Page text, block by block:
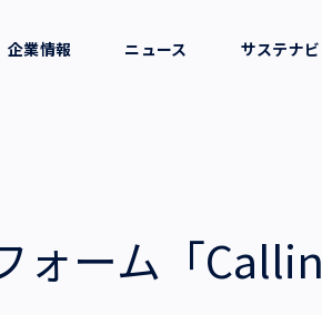
企業情報
拠点一覧
ニュース サステナビ
ォーム「